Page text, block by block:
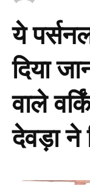
ये
दिया
वाले
देवड़ा ने